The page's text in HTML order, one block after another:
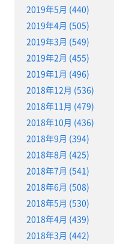
2019年5月 (440)
2019年4月 (505)
2019年3月 (549)
2019年2月 (455)
2019年1月 (496)
2018年12月 (536)
2018年11月 (479)
2018年10月 (436)
2018年9月 (394)
2018年8月 (425)
2018年7月 (541)
2018年6月 (508)
2018年5月 (530)
2018年4月 (439)
2018年3月 (442)